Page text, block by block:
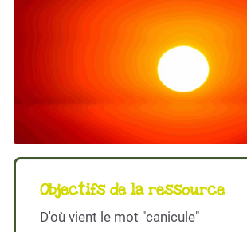
Objectifs de la ressource
D'où vient le mot "canicule"